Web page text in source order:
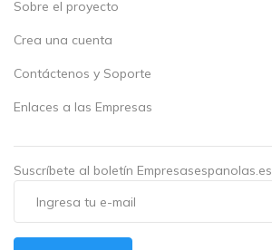
Sobre el proyecto
Crea una cuenta
Contáctenos y Soporte
Enlaces a las Empresas
Suscríbete al boletín Empresasespanolas.es